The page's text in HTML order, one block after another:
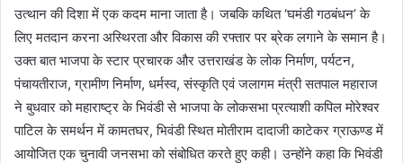
उत्थान की दिशा में एक कदम माना जाता है। जबकि कथित ‘घमंडी गठबंधन’ के
लिए मतदान करना अस्थिरता और विकास की रफ्तार पर ब्रेक लगाने के समान है।
उक्त बात भाजपा के स्टार प्रचारक और उत्तराखंड के लोक निर्माण, पर्यटन,
पंचायतीराज, ग्रामीण निर्माण, धर्मस्व, संस्कृति एवं जलागम मंत्री सतपाल महाराज
ने बुधवार को महाराष्ट्र के भिवंडी से भाजपा के लोकसभा प्रत्याशी कपिल मोरेश्वर
पाटिल के समर्थन में कामतघर, भिवंडी स्थित मोतीराम दादाजी काटेकर ग्राऊण्ड में
आयोजित एक चुनावी जनसभा को संबोधित करते हुए कही। उन्होंने कहा कि भिवंडी